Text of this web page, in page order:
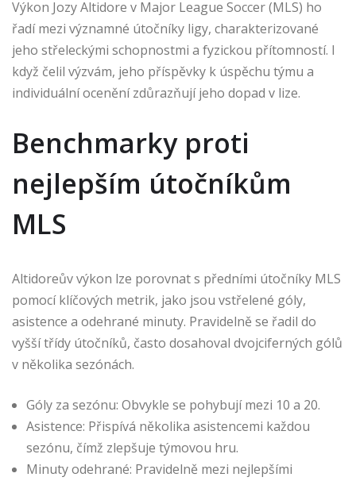
Výkon Jozy Altidore v Major League Soccer (MLS) ho
řadí mezi významné útočníky ligy, charakterizované
jeho střeleckými schopnostmi a fyzickou přítomností. I
když čelil výzvám, jeho příspěvky k úspěchu týmu a
individuální ocenění zdůrazňují jeho dopad v lize.
Benchmarky proti
nejlepším útočníkům
MLS
Altidoreův výkon lze porovnat s předními útočníky MLS
pomocí klíčových metrik, jako jsou vstřelené góly,
asistence a odehrané minuty. Pravidelně se řadil do
vyšší třídy útočníků, často dosahoval dvojciferných gólů
v několika sezónách.
Góly za sezónu: Obvykle se pohybují mezi 10 a 20.
Asistence: Přispívá několika asistencemi každou
sezónu, čímž zlepšuje týmovou hru.
Minuty odehrané: Pravidelně mezi nejlepšími